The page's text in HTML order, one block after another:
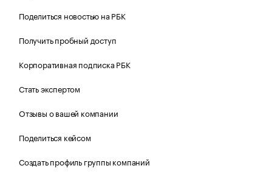
Поделиться новостью на РБК
Получить пробный доступ
Корпоративная подписка РБК
Стать экспертом
Отзывы о вашей компании
Поделиться кейсом
Создать профиль группы компаний